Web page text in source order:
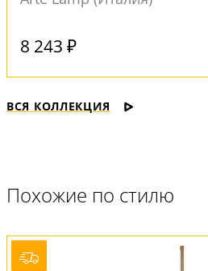
8 243 ₽
ВСЯ КОЛЛЕКЦИЯ
Похожие по стилю